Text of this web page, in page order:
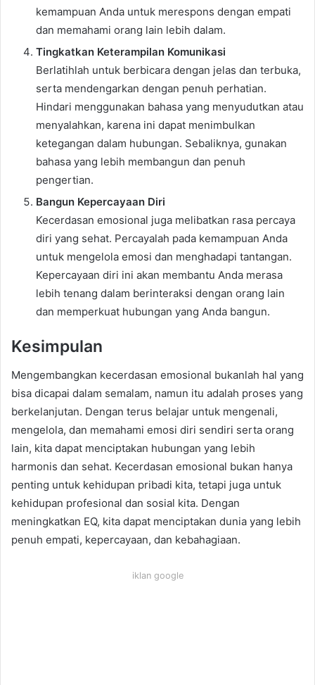
kemampuan Anda untuk merespons dengan empati
dan memahami orang lain lebih dalam.
Tingkatkan Keterampilan Komunikasi
Berlatihlah untuk berbicara dengan jelas dan terbuka,
serta mendengarkan dengan penuh perhatian.
Hindari menggunakan bahasa yang menyudutkan atau
menyalahkan, karena ini dapat menimbulkan
ketegangan dalam hubungan. Sebaliknya, gunakan
bahasa yang lebih membangun dan penuh
pengertian.
Bangun Kepercayaan Diri
Kecerdasan emosional juga melibatkan rasa percaya
diri yang sehat. Percayalah pada kemampuan Anda
untuk mengelola emosi dan menghadapi tantangan.
Kepercayaan diri ini akan membantu Anda merasa
lebih tenang dalam berinteraksi dengan orang lain
dan memperkuat hubungan yang Anda bangun.
Kesimpulan
Mengembangkan kecerdasan emosional bukanlah hal yang
bisa dicapai dalam semalam, namun itu adalah proses yang
berkelanjutan. Dengan terus belajar untuk mengenali,
mengelola, dan memahami emosi diri sendiri serta orang
lain, kita dapat menciptakan hubungan yang lebih
harmonis dan sehat. Kecerdasan emosional bukan hanya
penting untuk kehidupan pribadi kita, tetapi juga untuk
kehidupan profesional dan sosial kita. Dengan
meningkatkan EQ, kita dapat menciptakan dunia yang lebih
penuh empati, kepercayaan, dan kebahagiaan.
iklan google